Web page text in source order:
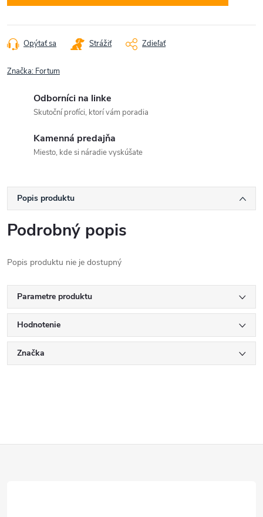
Opýtať sa Strážiť Zdieľať
Značka: Fortum
Odborníci na linke
Skutoční profíci, ktorí vám poradia
Kamenná predajňa
Miesto, kde si náradie vyskúšate
Popis produktu
Podrobný popis
Popis produktu nie je dostupný
Parametre produktu
Hodnotenie
Značka